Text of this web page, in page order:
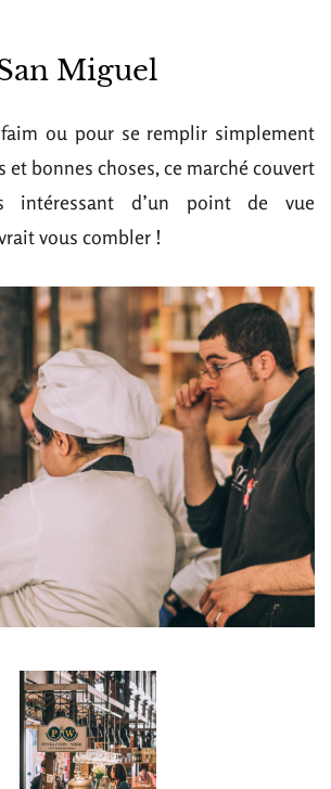
Miguel
ou pour se remplir simplement
et bonnes choses, ce marché couvert
intéressant d’un point de vue
vous combler !